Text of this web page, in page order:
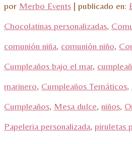
por Merbo Events | publicado en:
Chocolatinas personalizadas,
comunión niña, comunión niño,
Cumpleaños bajo el mar,
marinero, Cumpleaños Temáticos,
Cumpleaños, Mesa dulce, niños,
Papeleria personalizada, piruletas